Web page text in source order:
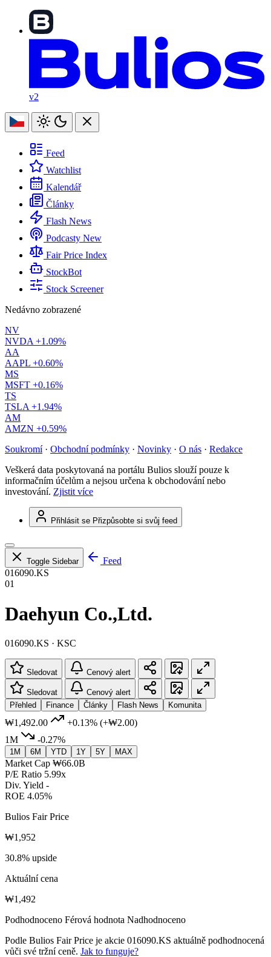
v2
Feed
Watchlist
Kalendář
Články
Flash News
Podcasty New
Fair Price Index
StockBot
Stock Screener
Nedávno zobrazené
NV
NVDA +1.09%
AA
AAPL +0.60%
MS
MSFT +0.16%
TS
TSLA +1.94%
AM
AMZN +0.59%
Soukromí · Obchodní podmínky · Novinky · O nás · Redakce
Veškerá data poskytovaná na portálu Bulios slouží pouze k
informačním účelům a nejsou určena k obchodování nebo
investování. Zjistit více
Přihlásit se Přizpůsobte si svůj feed
Toggle Sidebar
Feed
016090.KS
01
Daehyun Co.,Ltd.
016090.KS · KSC
Sledovat Cenový alert
Sledovat
Cenový alert
Přehled
Finance Články Flash News Komunita
₩1,492.00 +0.13% (+₩2.00)
1M
-0.27%
1M 6M YTD 1Y 5Y MAX
Market Cap ₩66.0B
P/E Ratio 5.99x
Div. Yield -
ROE 4.05%
Bulios Fair Price
₩1,952
30.8% upside
Aktuální cena
₩1,492
Podhodnoceno Férová hodnota Nadhodnoceno
Podle Bulios Fair Price je akcie 016090.KS aktuálně podhodnocená
vůči své tržní ceně. Jak to funguje?